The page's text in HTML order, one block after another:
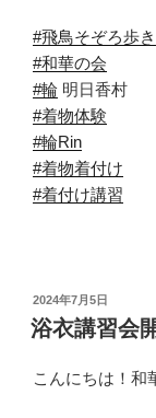
#飛鳥そぞろ歩き
#和華の会
#輪 明日香村
#着物体験
#輪Rin
#着物着付け
#着付け講習
投
稿
日:
2024年7月5日
浴衣講習会
こんにちは！和